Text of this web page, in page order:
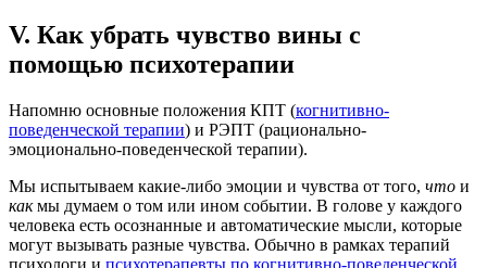
V. Как убрать чувство вины с
помощью психотерапии
Напомню основные положения КПТ (когнитивно-
поведенческой терапии) и РЭПТ (рационально-
эмоционально-поведенческой терапии).
Мы испытываем какие-либо эмоции и чувства от того, что и
какмы думаем о том или ином событии. В голове у каждого
человека есть осознанные и автоматические мысли, которые
могут вызывать разные чувства. Обычно в рамках терапий
психологи и психотерапевты по когнитивно-поведенческой